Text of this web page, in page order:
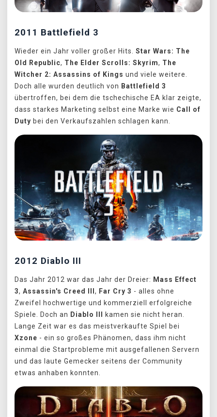
2011 Battlefield 3
Wieder ein Jahr voller großer Hits. Star Wars: The
Old Republic, The Elder Scrolls: Skyrim, The
Witcher 2: Assassins of Kings und viele weitere.
Doch alle wurden deutlich von Battlefield 3
übertroffen, bei dem die tschechische EA klar zeigte,
dass starkes Marketing selbst eine Marke wie Call of
Duty bei den Verkaufszahlen schlagen kann.
2012 Diablo III
Das Jahr 2012 war das Jahr der Dreier: Mass Effect
3, Assassin's Creed III , Far Cry 3 - alles ohne
Zweifel hochwertige und kommerziell erfolgreiche
Spiele. Doch an Diablo III
kamen sie nicht heran.
Lange Zeit war es das meistverkaufte Spiel bei
Xzone - ein so großes Phänomen, dass ihm nicht
einmal die Startprobleme mit ausgefallenen Servern
und das laute Gemecker seitens der Community
etwas anhaben konnten.